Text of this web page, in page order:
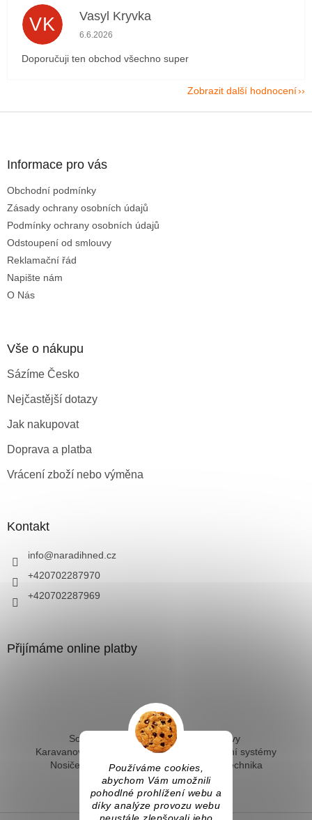
Používáme cookies,
abychom Vám umožnili
pohodlné prohlížení webu a
díky analýze provozu webu
VK Vasyl Kryvka
Hodnocení obchodu je 5 z 5 hvězdiček.
6.6.2026
Doporučuji ten obchod všechno super
Zobrazit další hodnocení
Informace pro vás
Obchodní podmínky
Zásady ochrany osobních údajů
Podmínky ochrany osobních údajů
Odstoupení od smlouvy
Reklamační řád
Napište nám
O Nás
Vše o nákupu
Sázíme Česko
Nejčastější dotazy
Jak nakupovat
Doprava a platba
Vrácení zboží nebo výměna
Kontakt
info@naradihned.cz
+420702287970
+420702287969
Přijímáme online platby
Solární ohřev vody - kompletní sestavy
Karavanové solární systémy
Ostrovní solární systémy
Nosiče kol na tažné
Hevery a dílenská technika
Fotovoltaický ohřev vody